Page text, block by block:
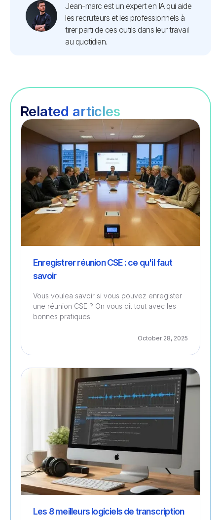
Jean-marc est un expert en IA qui aide
les recruteurs et les professionnels à
tirer parti de ces outils dans leur travail
au quotidien.
Related articles
Gestion
Enregistrer réunion CSE : ce qu'il faut
savoir
Vous voulea savoir si vous pouvez enregister
une réunion CSE ? On vous dit tout avec les
bonnes pratiques.
October 28, 2025
Les 8 meilleurs logiciels de transcription